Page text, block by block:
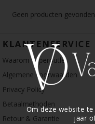
Om deze website
jaar
Geen producten
KLANTENSERVICE
Waarom Vaperoutlet
Algemene voorwaarden
Privacy Policy
Betaalmethoden
Retour & Garantie